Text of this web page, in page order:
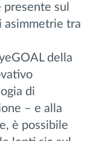
sul
asimmetrie tra
della
di
– e alla
è possibile